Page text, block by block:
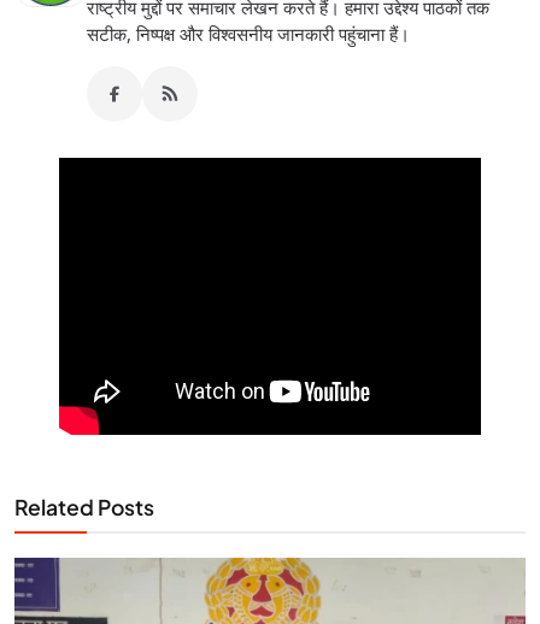
राष्ट्रीय मुद्दों पर समाचार लेखन करते हैं। हमारा उद्देश्य पाठकों तक
सटीक, निष्पक्ष और विश्वसनीय जानकारी पहुंचाना हैं।
Related Posts